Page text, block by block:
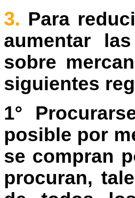
3. Para
aumentar
sobre
siguientes
1°
posible por
se compran
procuran,